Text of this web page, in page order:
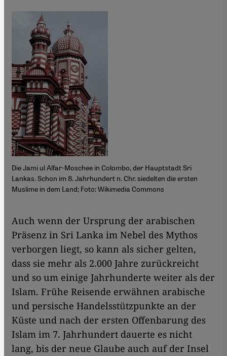
Die Jami ul Alfar-Moschee in Colombo, der Hauptstadt Sri
Lankas. Schon im 8. Jahrhundert n. Chr. siedelten die ersten
Muslime in dem Land; Foto: Wikimedia Commons
​​Auch wenn der Ursprung der arabischen
Präsenz in Sri Lanka im Nebel des Mythos
verborgen liegt, so kann als sicher gelten,
dass sie mehr als 2.000 Jahre zurückreicht
und so um einige Jahrhunderte weiter als der
Islam. Frühe Reisende erwähnen arabische
und persische Handelsstützpunkte an der
Küste und nach der ersten Offenbarung des
Islam im 7. Jahrhundert dauerte es nicht
lang, bis der neue Glaube auch auf der Insel